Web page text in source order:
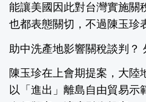
能讓美國因此對台灣實施關
也都表態關切，不過陳玉珍
助中洗產地影響關稅談判？
陳玉珍在上會期提案，大陸
以「進出」離島自由貿易示